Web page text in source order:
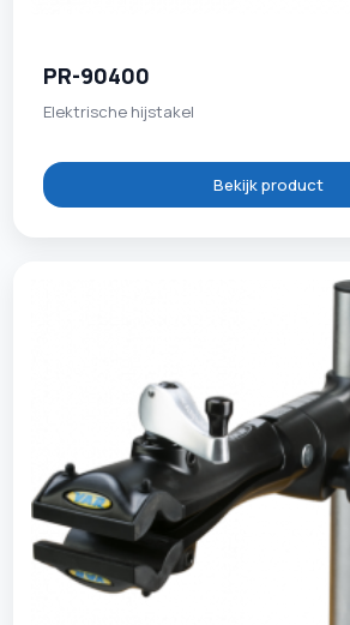
PR-90400
Elektrische hijstakel
Bekijk product